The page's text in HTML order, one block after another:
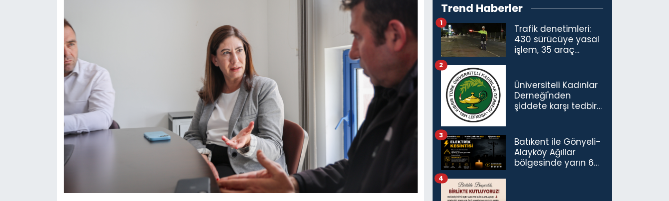
Trend Haberler
Trafik denetimleri:
430 sürücüye yasal
işlem, 35 araç
1
Üniversiteli Kadınlar
Derneği'nden
şiddete karşı tedbir
2
Batıkent ile Gönyeli-
Alayköy Ağıllar
bölgesinde yarın 6
3
4